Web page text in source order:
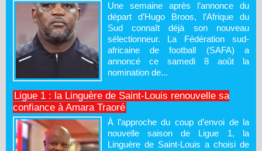
Une semaine après l’annonce du
départ d’Hugo Broos, l’Afrique du
Sud connaît déjà son nouveau
sélectionneur. La Fédération sud-
africaine de football (SAFA) a
annoncé ce samedi 8 août la
nomination de...
Ligue 1 : la Linguère de Saint-Louis renouvelle sa
confiance à Amara Traoré
À l’approche du coup d’envoi de la
nouvelle saison de Ligue 1, la
Linguère de Saint-Louis a choisi de